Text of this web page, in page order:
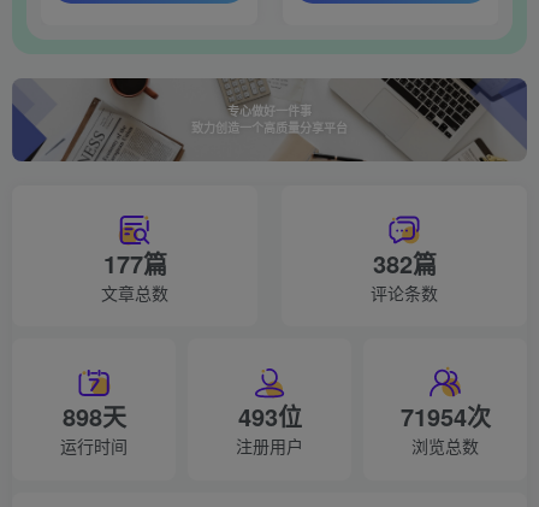
专心做好一件事
致力创造一个高质量分享平台
898天
运行时间
493位
注册用户
71954次
浏览总数
177篇
文章总数
382篇
评论条数